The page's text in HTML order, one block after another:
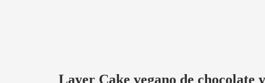
Layer Cake vegano de chocolate